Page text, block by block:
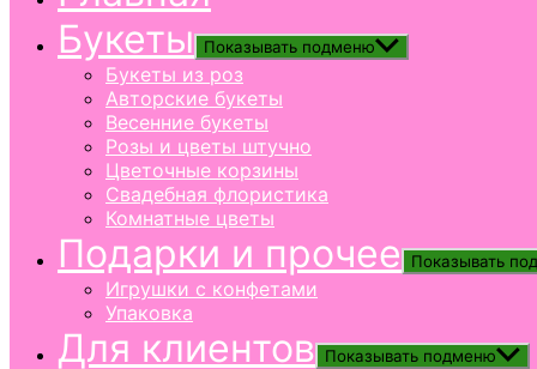
Букеты
Показывать подменю
Букеты из роз
Авторские букеты
Весенние букеты
Розы и цветы штучно
Цветочные корзины
Свадебная флористика
Комнатные цветы
Подарки и прочее Показывать
Игрушки с конфетами
Упаковка
Для клиентов Показывать подменю